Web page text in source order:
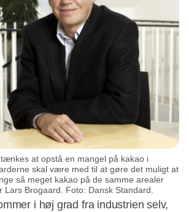
at opstå en mangel på kakao i
skal være med til at gøre det muligt at
så meget kakao på de samme arealer
Lars Brogaard. Foto: Dansk Standard.
i høj grad fra industrien selv,